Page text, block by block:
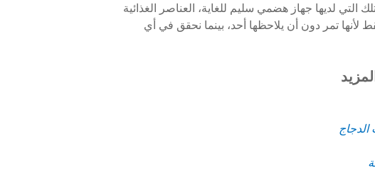
لديها جهاز هضمي سليم للغاية، العناصر الغذائية
تمر دون أن يلاحظها أحد، بينما نحقق في أي